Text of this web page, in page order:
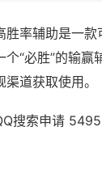
胜率辅助是一
个“必胜”的输赢
道获取使用。
搜索申请